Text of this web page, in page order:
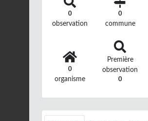
0
observation
0
commune
0
organisme
Première
observation
0